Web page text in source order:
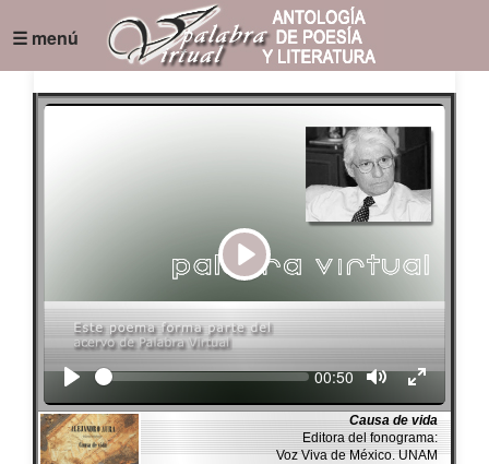
☰ menú
Play
Seek Current
00:50
Causa de vida
Editora del fonograma:
Voz Viva de México. UNAM